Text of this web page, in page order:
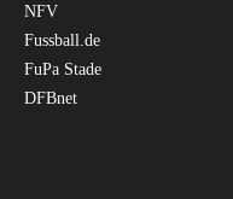
NFV
Fussball.de
FuPa Stade
DFBnet